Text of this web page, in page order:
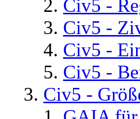
Civ5 -
Civ5 -
Civ5 -
Civ5 -
Civ5 -